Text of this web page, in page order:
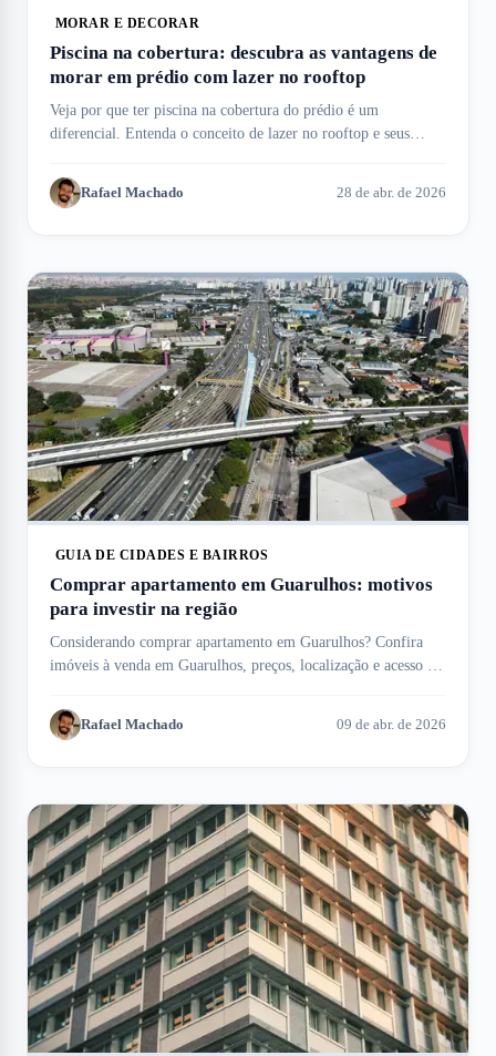
MORAR E DECORAR
Piscina na cobertura: descubra as vantagens de
morar em prédio com lazer no rooftop
Veja por que ter piscina na cobertura do prédio é um
diferencial. Entenda o conceito de lazer no rooftop e seus
Rafael Machado 28 de abr. de 2026
GUIA DE CIDADES E BAIRROS
Comprar apartamento em Guarulhos: motivos
para investir na região
Considerando comprar apartamento em Guarulhos? Confira
imóveis à venda em Guarulhos, preços, localização e acesso ao
Rafael Machado 09 de abr. de 2026